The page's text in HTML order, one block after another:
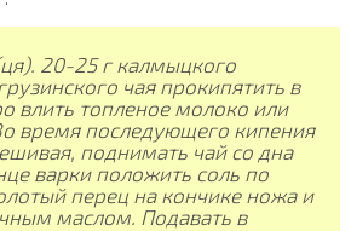
20-25 г калмыцкого
чая прокипятить в
влить топленое молоко или
время последующего кипения
поднимать чай со дна
варки положить соль по
перец на кончике ножа и
маслом. Подавать в